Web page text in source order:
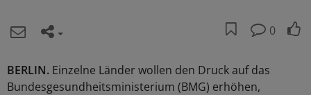
0
BERLIN. Einzelne Länder wollen den Druck auf das
Bundesgesundheitsministerium (BMG) erhöhen,